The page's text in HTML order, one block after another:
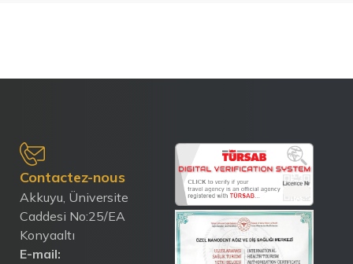
Contactez-nous
Akkuyu, Üniversite
Caddesi No:25/EA
Konyaaltı
E-mail: